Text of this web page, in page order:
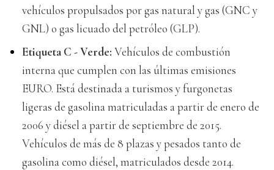
vehículos propulsados por gas natural y gas (GNC y
GNL) o gas licuado del petróleo (GLP).
Etiqueta C - Verde: Vehículos de combustión
interna que cumplen con las últimas emisiones
EURO. Está destinada a turismos y furgonetas
ligeras de gasolina matriculadas a partir de enero de
2006 y diésel a partir de septiembre de 2015.
Vehículos de más de 8 plazas y pesados tanto de
gasolina como diésel, matriculados desde 2014.